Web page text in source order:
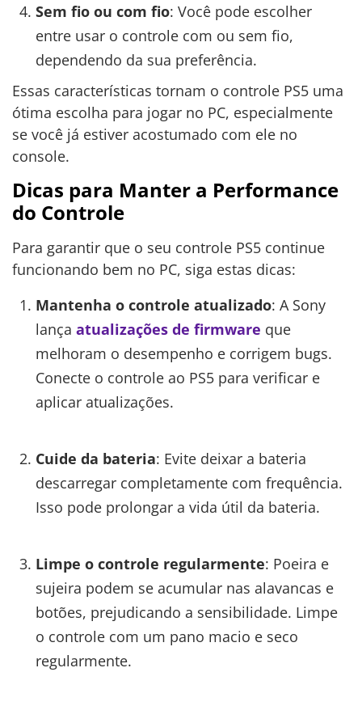
Sem fio ou com fio: Você pode escolher
entre usar o controle com ou sem fio,
dependendo da sua preferência.
Essas características tornam o controle PS5 uma
ótima escolha para jogar no PC, especialmente
se você já estiver acostumado com ele no
console.
Dicas para Manter a Performance
do Controle
Para garantir que o seu controle PS5 continue
funcionando bem no PC, siga estas dicas:
Mantenha o controle atualizado: A Sony
lança atualizações de firmware que
melhoram o desempenho e corrigem bugs.
Conecte o controle ao PS5 para verificar e
aplicar atualizações.
Cuide da bateria: Evite deixar a bateria
descarregar completamente com frequência.
Isso pode prolongar a vida útil da bateria.
Limpe o controle regularmente: Poeira e
sujeira podem se acumular nas alavancas e
botões, prejudicando a sensibilidade. Limpe
o controle com um pano macio e seco
regularmente.